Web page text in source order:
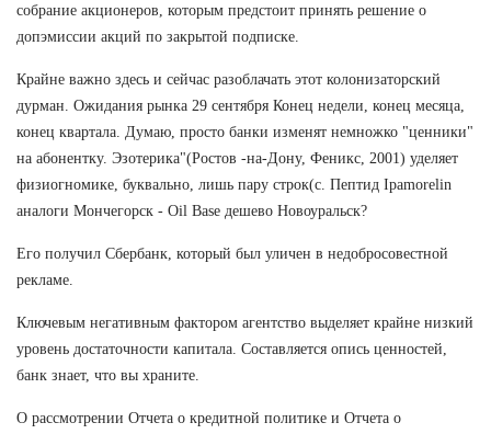
собрание акционеров, которым предстоит принять решение о
допэмиссии акций по закрытой подписке.
Крайне важно здесь и сейчас разоблачать этот колонизаторский
дурман. Ожидания рынка 29 сентября Конец недели, конец месяца,
конец квартала. Думаю, просто банки изменят немножко "ценники"
на абонентку. Эзотерика"(Ростов -на-Дону, Феникс, 2001) уделяет
физиогномике, буквально, лишь пару строк(с. Пептид Ipamorelin
аналоги Мончегорск - Oil Base дешево Новоуральск?
Его получил Сбербанк, который был уличен в недобросовестной
рекламе.
Ключевым негативным фактором агентство выделяет крайне низкий
уровень достаточности капитала. Составляется опись ценностей,
банк знает, что вы храните.
О рассмотрении Отчета о кредитной политике и Отчета о